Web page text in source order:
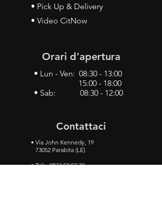
• Pick Up & Delivery
• Video CitNow
Orari d'apertura
• Lun - Ven: 08:30 - 13:00
15:00 - 18:00
• Sab: 08:30 - 12:00
Contattaci
• Via John Kennedy, 19
73052 Parabita (LE)
• Tel:0833 50 93 30